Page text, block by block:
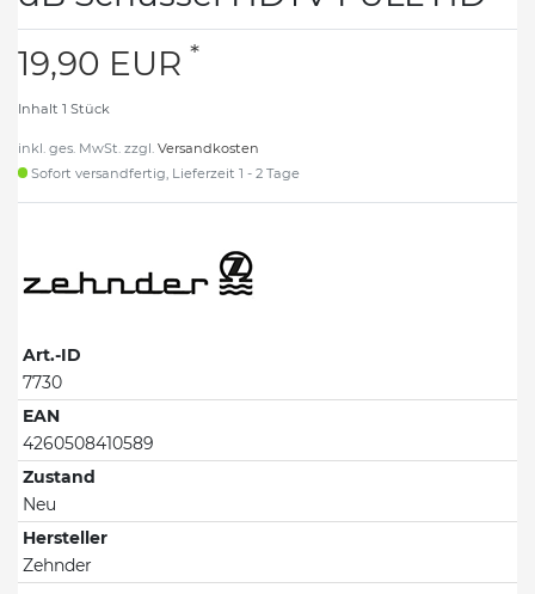
19,90 EUR *
Inhalt 1 Stück
inkl. ges. MwSt. zzgl. Versandkosten
Sofort versandfertig, Lieferzeit 1 - 2 Tage
Art.-ID
7730
EAN
4260508410589
Zustand
Neu
Hersteller
Zehnder